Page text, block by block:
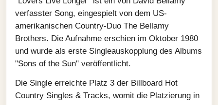
verfasster Song, eingespielt von dem US-
amerikanischen Country-Duo The Bellamy
Brothers. Die Aufnahme erschien im Oktober 1980
und wurde als erste Singleauskopplung des Albums
"Sons of the Sun" veröffentlicht.
Die Single erreichte Platz 3 der Billboard Hot
Country Singles & Tracks, womit die Platzierung in